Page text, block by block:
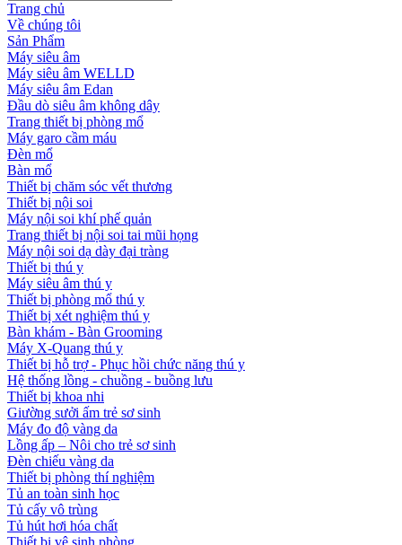
Trang chủ
Về chúng tôi
Sản Phẩm
Máy siêu âm
Máy siêu âm WELLD
Máy siêu âm Edan
Đầu dò siêu âm không dây
Trang thiết bị phòng mổ
Máy garo cầm máu
Đèn mổ
Bàn mổ
Thiết bị chăm sóc vết thương
Thiết bị nội soi
Máy nội soi khí phế quản
Trang thiết bị nội soi tai mũi họng
Máy nội soi dạ dày đại tràng
Thiết bị thú y
Máy siêu âm thú y
Thiết bị phòng mổ thú y
Thiết bị xét nghiệm thú y
Bàn khám - Bàn Grooming
Máy X-Quang thú y
Thiết bị hỗ trợ - Phục hồi chức năng thú y
Hệ thống lồng - chuồng - buồng lưu
Thiết bị khoa nhi
Giường sưởi ấm trẻ sơ sinh
Máy đo độ vàng da
Lồng ấp – Nôi cho trẻ sơ sinh
Đèn chiếu vàng da
Thiết bị phòng thí nghiệm
Tủ an toàn sinh học
Tủ cấy vô trùng
Tủ hút hơi hóa chất
Thiết bị vệ sinh phòng